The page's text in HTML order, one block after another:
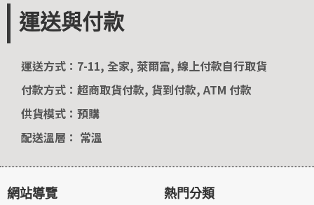
運送與付款
運送方式：7-11, 全家, 萊爾富, 線上付款自行取貨
付款方式：超商取貨付款, 貨到付款, ATM 付款
供貨模式：預購
配送溫層： 常溫
網站導覽 熱門分類